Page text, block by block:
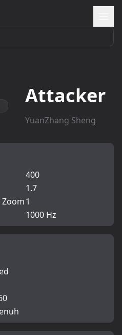
Attacker
YuanZhang Sheng
400
1.7
1
1000 Hz